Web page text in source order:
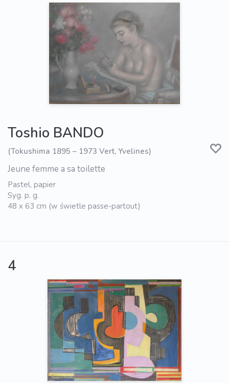
Toshio BANDO
(Tokushima 1895 – 1973 Vert, Yvelines)
Jeune femme a sa toilette
Pastel, papier
Syg. p. g.
48 x 63 cm (w świetle passe-partout)
4